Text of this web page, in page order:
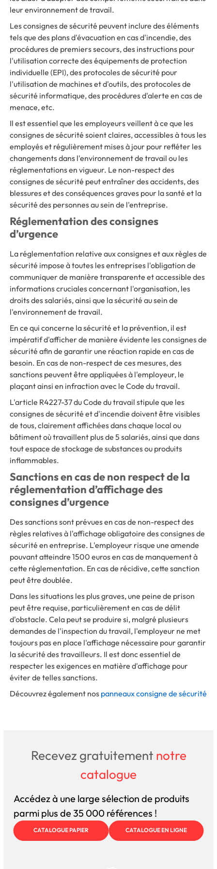
leur environnement de travail.
Les consignes de sécurité peuvent inclure des éléments
tels que des plans d'évacuation en cas d'incendie, des
procédures de premiers secours, des instructions pour
l'utilisation correcte des équipements de protection
individuelle (EPI), des protocoles de sécurité pour
l'utilisation de machines et d'outils, des protocoles de
sécurité informatique, des procédures d'alerte en cas de
menace, etc.
Il est essentiel que les employeurs veillent à ce que les
consignes de sécurité soient claires, accessibles à tous les
employés et régulièrement mises à jour pour refléter les
changements dans l'environnement de travail ou les
réglementations en vigueur. Le non-respect des
consignes de sécurité peut entraîner des accidents, des
blessures et des conséquences graves pour la santé et la
sécurité des personnes au sein de l'entreprise.
Réglementation des consignes
d’urgence
La réglementation relative aux consignes et aux règles de
sécurité impose à toutes les entreprises l'obligation de
communiquer de manière transparente et accessible des
informations cruciales concernant l'organisation, les
droits des salariés, ainsi que la sécurité au sein de
l'environnement de travail.
En ce qui concerne la sécurité et la prévention, il est
impératif d'afficher de manière évidente les consignes de
sécurité afin de garantir une réaction rapide en cas de
besoin. En cas de non-respect de ces mesures, des
sanctions peuvent être appliquées à l'employeur, le
plaçant ainsi en infraction avec le Code du travail.
L'article R4227-37 du Code du travail stipule que les
consignes de sécurité et d'incendie doivent être visibles
de tous, clairement affichées dans chaque local ou
bâtiment où travaillent plus de 5 salariés, ainsi que dans
tout espace de stockage de substances ou produits
inflammables.
Sanctions en cas de non respect de la
réglementation d’affichage des
consignes d’urgence
Des sanctions sont prévues en cas de non-respect des
règles relatives à l'affichage obligatoire des consignes de
sécurité en entreprise. L'employeur risque une amende
pouvant atteindre 1500 euros en cas de manquement à
cette réglementation. En cas de récidive, cette sanction
peut être doublée.
Dans les situations les plus graves, une peine de prison
peut être requise, particulièrement en cas de délit
d'obstacle. Cela peut se produire si, malgré plusieurs
demandes de l'inspection du travail, l'employeur ne met
toujours pas en place l'affichage nécessaire pour garantir
la sécurité des travailleurs. Il est donc essentiel de
respecter les exigences en matière d'affichage pour
éviter de telles sanctions.
Découvrez également nos panneaux consigne de sécurité
Recevez gratuitement notre
catalogue
Accédez à une large sélection de produits
parmi plus de 35 000 références !
CATALOGUE PAPIER CATALOGUE EN LIGNE